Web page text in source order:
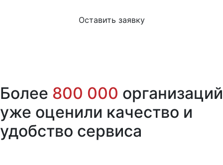
Оставить заявку
Более 800 000 организаций
уже оценили качество и
удобство сервиса